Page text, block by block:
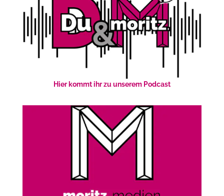
Hier kommt ihr zu unserem Podcast